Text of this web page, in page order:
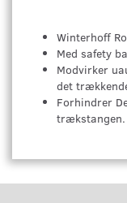
Winterhoff
Med safety
Modvirker
det
Forhindrer
trækstangen.